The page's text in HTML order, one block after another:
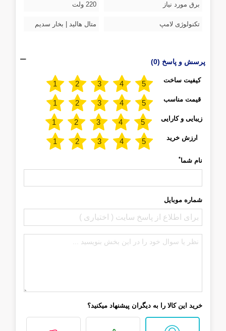
برق مورد نیاز 220 ولت
تکنولوژی لامپ متال هالید | بخار سدیم
پرسش و پاسخ (0)
کیفیت ساخت
قیمت مناسب
زیبایی و کارایی
ارزش خرید
نام شما*
شماره موبایل
خرید این کالا را به دیگران پیشنهاد میکنید؟